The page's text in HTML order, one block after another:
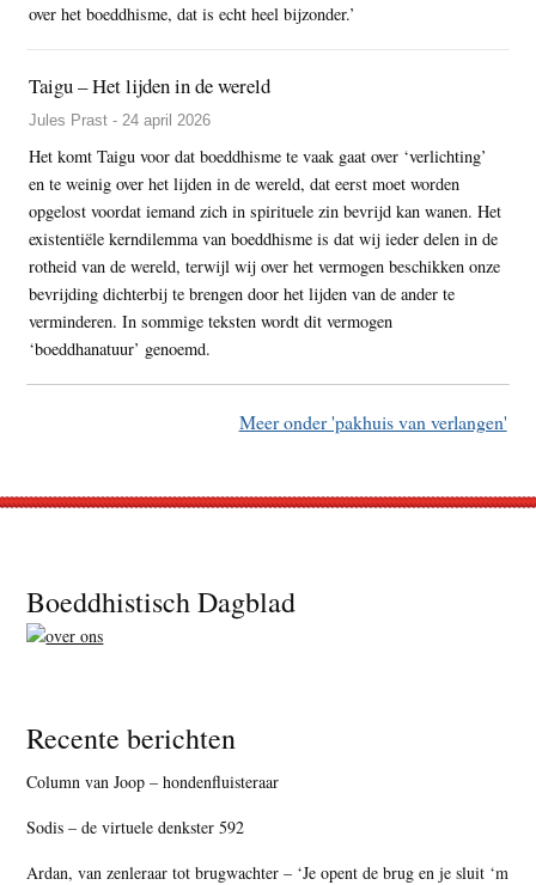
over het boeddhisme, dat is echt heel bijzonder.’
Taigu – Het lijden in de wereld
Jules Prast - 24 april 2026
Het komt Taigu voor dat boeddhisme te vaak gaat over ‘verlichting’
en te weinig over het lijden in de wereld, dat eerst moet worden
opgelost voordat iemand zich in spirituele zin bevrijd kan wanen. Het
existentiële kerndilemma van boeddhisme is dat wij ieder delen in de
rotheid van de wereld, terwijl wij over het vermogen beschikken onze
bevrijding dichterbij te brengen door het lijden van de ander te
verminderen. In sommige teksten wordt dit vermogen
‘boeddhanatuur’ genoemd.
Meer onder 'pakhuis van verlangen'
Footer
Boeddhistisch Dagblad
Recente berichten
Column van Joop – hondenfluisteraar
Sodis – de virtuele denkster 592
Ardan, van zenleraar tot brugwachter – ‘Je opent de brug en je sluit ‘m